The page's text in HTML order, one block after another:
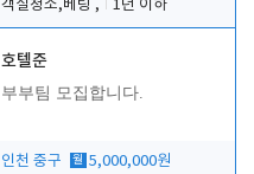
객실청소,베팅 ,
1년 이하
호텔준
부부팀 모집합니다.
인천 중구 월 5,000,000원